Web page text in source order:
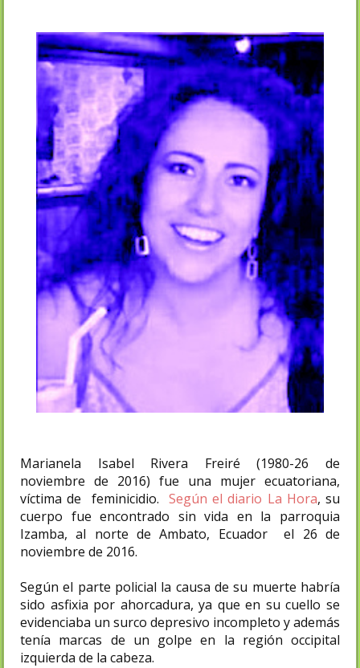
Marianela Isabel Rivera Freiré (1980-26 de
noviembre de 2016) fue una mujer ecuatoriana,
víctima de feminicidio. Según el diario La Hora, su
cuerpo fue encontrado sin vida en la parroquia
Izamba, al norte de Ambato, Ecuador el 26 de
noviembre de 2016.
Según el parte policial la causa de su muerte habría
sido asfixia por ahorcadura, ya que en su cuello se
evidenciaba un surco depresivo incompleto y además
tenía marcas de un golpe en la región occipital
izquierda de la cabeza.